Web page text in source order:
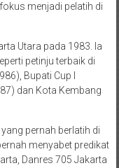
menjadi pelatih di
Utara pada 1983. Ia
petinju terbaik di
Bupati Cup I
dan Kota Kembang
pernah berlatih di
menyabet predikat
Danres 705 Jakarta